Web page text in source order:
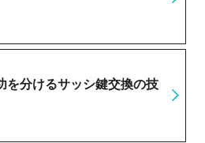
を分けるサッシ鍵交換の技